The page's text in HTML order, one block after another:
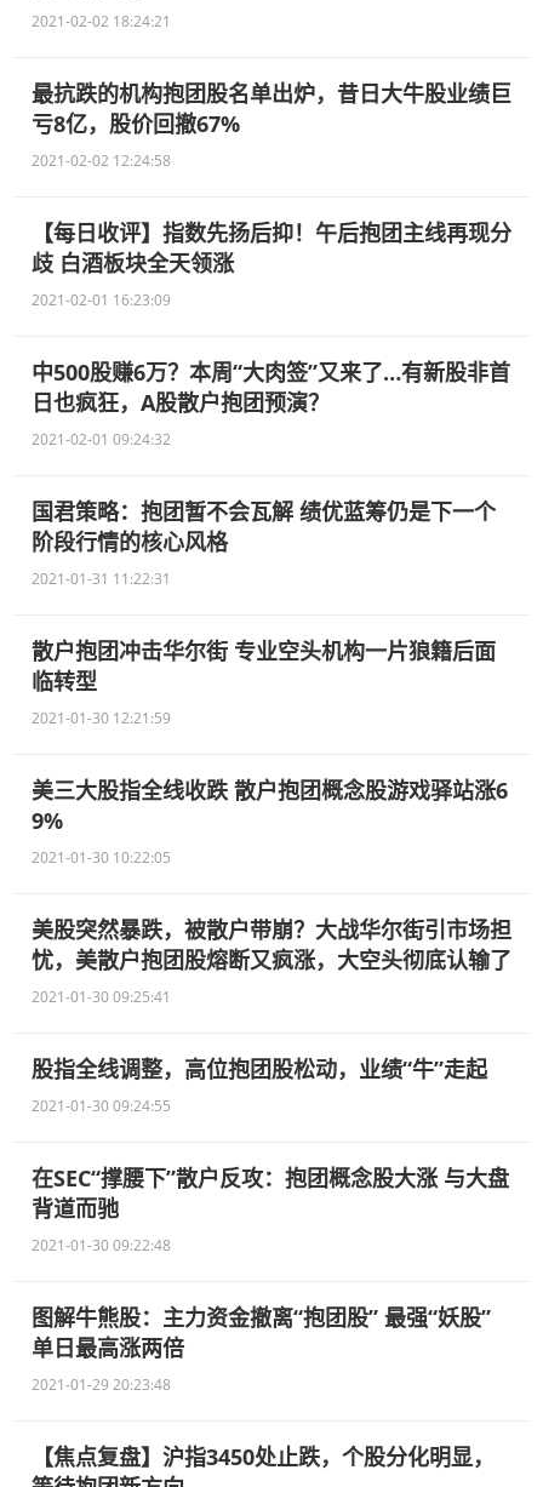
2021-02-02 18:24:21
最抗跌的机构抱团股名单出炉，昔日大牛股业绩巨
亏8亿，股价回撤67%
2021-02-02 12:24:58
【每日收评】指数先扬后抑！午后抱团主线再现分
歧 白酒板块全天领涨
2021-02-01 16:23:09
中500股赚6万？本周“大肉签”又来了…有新股非首
日也疯狂，A股散户抱团预演？
2021-02-01 09:24:32
国君策略：抱团暂不会瓦解 绩优蓝筹仍是下一个
阶段行情的核心风格
2021-01-31 11:22:31
散户抱团冲击华尔街 专业空头机构一片狼籍后面
临转型
2021-01-30 12:21:59
美三大股指全线收跌 散户抱团概念股游戏驿站涨6
9%
2021-01-30 10:22:05
美股突然暴跌，被散户带崩？大战华尔街引市场担
忧，美散户抱团股熔断又疯涨，大空头彻底认输了
2021-01-30 09:25:41
股指全线调整，高位抱团股松动，业绩“牛”走起
2021-01-30 09:24:55
在SEC“撑腰下”散户反攻：抱团概念股大涨 与大盘
背道而驰
2021-01-30 09:22:48
图解牛熊股：主力资金撤离“抱团股” 最强“妖股”
单日最高涨两倍
2021-01-29 20:23:48
【焦点复盘】沪指3450处止跌，个股分化明显，